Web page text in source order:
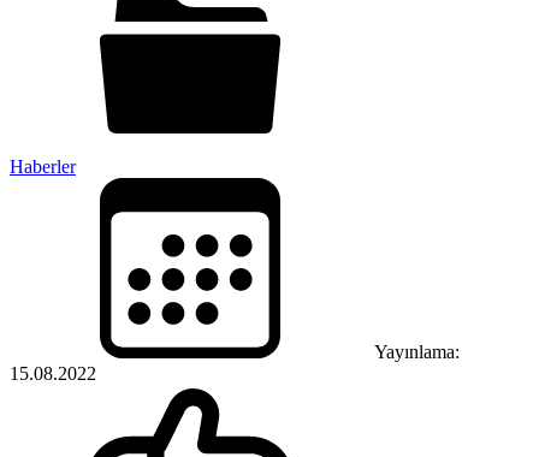
Haberler
Yayınlama:
15.08.2022